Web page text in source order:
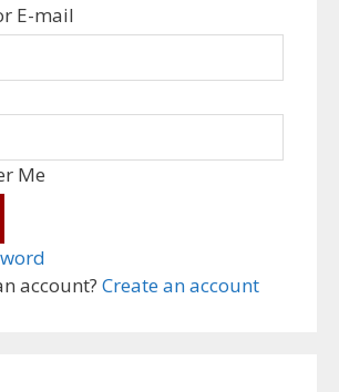
E-mail
account? Create an account
Me